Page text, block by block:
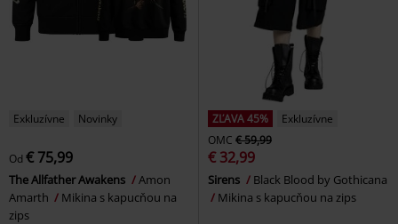
Exkluzívne Novinky
Od € 75,99
The Allfather Awakens
Amon
Amarth
Mikina s kapucňou na
zips
ZĽAVA 45%
Exkluzívne
OMC € 59,99
€ 32,99
Sirens
Black Blood by Gothicana
Mikina s kapucňou na zips